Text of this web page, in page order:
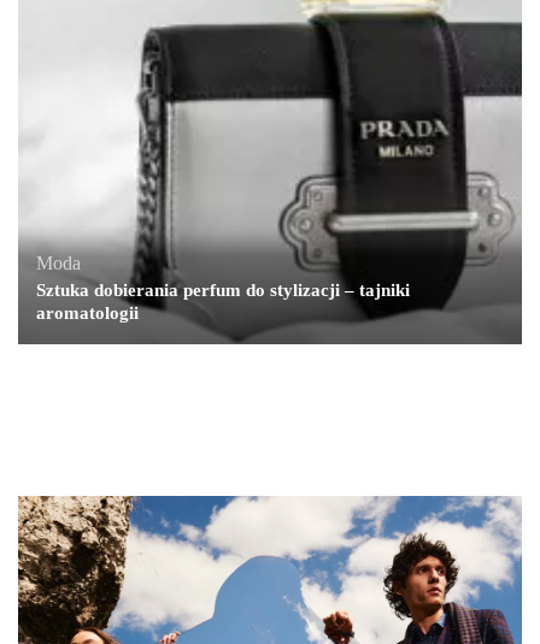
Moda
Sztuka dobierania perfum do stylizacji – tajniki
aromatologii